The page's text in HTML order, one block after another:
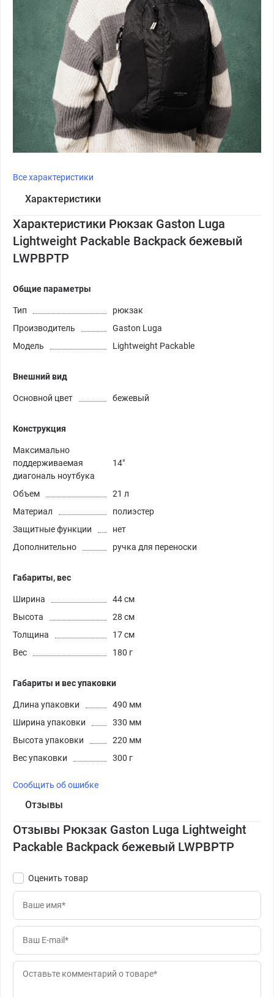
Все характеристики
Характеристики
Характеристики Рюкзак Gaston Luga
Lightweight Packable Backpack бежевый
LWPBPTP
Общие параметры
Тип
рюкзак
Производитель
Gaston Luga
Модель
Lightweight Packable
Внешний вид
Основной цвет бежевый
Конструкция
Максимально
поддерживаемая
диагональ ноутбука
14"
Объем
21 л
Материал
полиэстер
Защитные функции
нет
Дополнительно
ручка для переноски
Габариты, вес
Ширина
44 см
Высота
28 см
Толщина
17 см
Вес
180 г
Габариты и вес упаковки
Длина упаковки
490 мм
Ширина упаковки
330 мм
Высота упаковки
220 мм
Вес упаковки
300 г
Сообщить об ошибке
Отзывы
Отзывы Рюкзак Gaston Luga Lightweight
Packable Backpack бежевый LWPBPTP
Оценить товар